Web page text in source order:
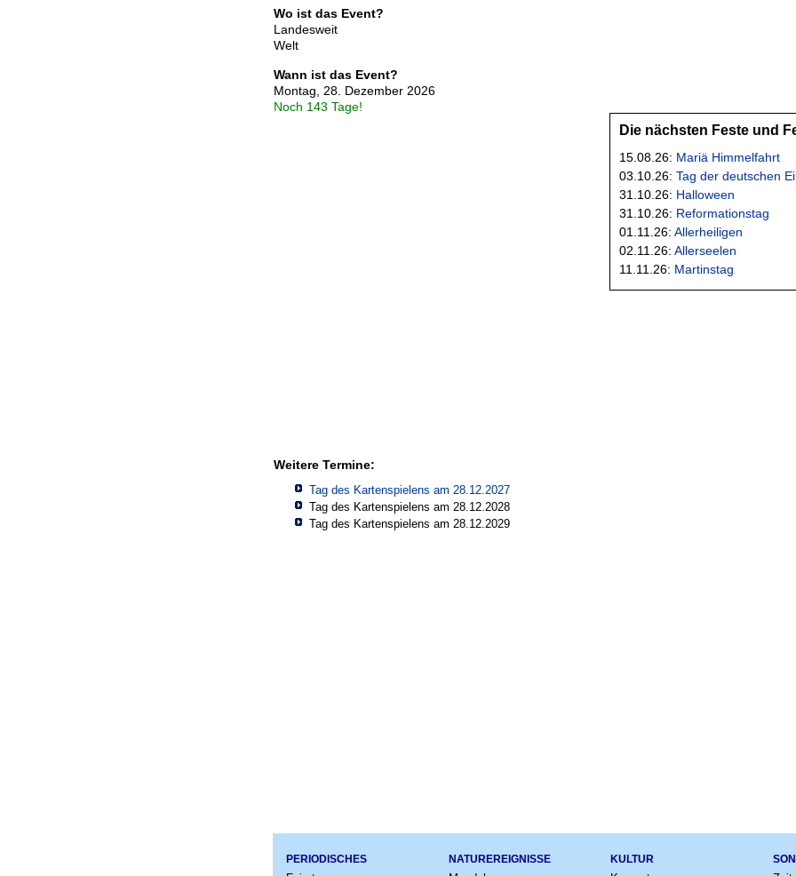
Wo ist das Event?
Landesweit
Welt
Wann ist das Event?
Montag, 28. Dezember 2026
Noch 143 Tage!
Weitere Termine:
Tag des Kartenspielens am 28.12.2027
Tag des Kartenspielens am 28.12.2028
Tag des Kartenspielens am 28.12.2029
Die nächsten Feste und
15.08.26: Mariä Himmelfahrt
03.10.26: Tag der deutschen
31.10.26: Halloween
31.10.26: Reformationstag
01.11.26: Allerheiligen
02.11.26: Allerseelen
11.11.26: Martinstag
PERIODISCHES NATUREREIGNISSE KULTUR